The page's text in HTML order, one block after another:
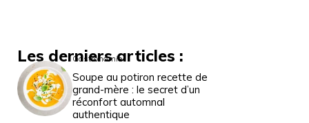
Les derniers articles :
Gastronomie
Soupe au potiron recette de
grand-mère : le secret d’un
réconfort automnal
authentique